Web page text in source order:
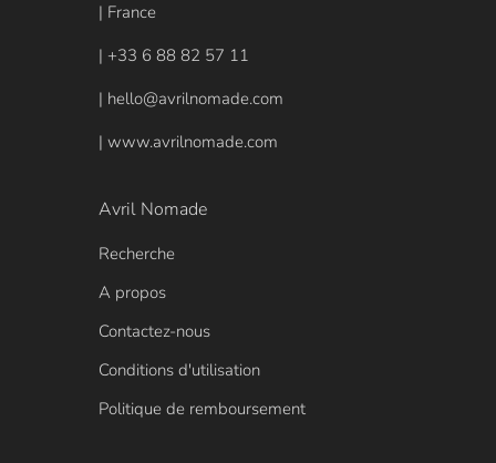
| France
| +33 6 88 82 57 11
| hello@avrilnomade.com
| www.avrilnomade.com
Avril Nomade
Recherche
A propos
Contactez-nous
Conditions d'utilisation
Politique de remboursement